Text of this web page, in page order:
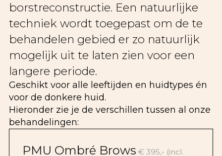
borstreconstructie. Een natuurlijke
techniek wordt toegepast om de te
behandelen gebied er zo natuurlijk
mogelijk uit te laten zien voor een
langere periode.
Geschikt voor alle leeftijden en huidtypes én
voor de donkere huid.
Hieronder zie je de verschillen tussen al onze
behandelingen:
PMU Ombré Brows € 395,- (incl.